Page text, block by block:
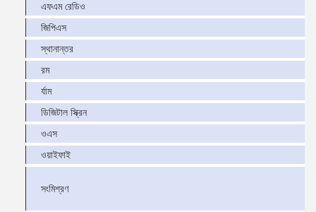
এফএম রেডিও
জিপিএস
স্থানান্তর
রম
র্যাম
ডিজিটাল স্ক্রিন
ওএস
ওয়াইফাই
সংমিশ্রণ